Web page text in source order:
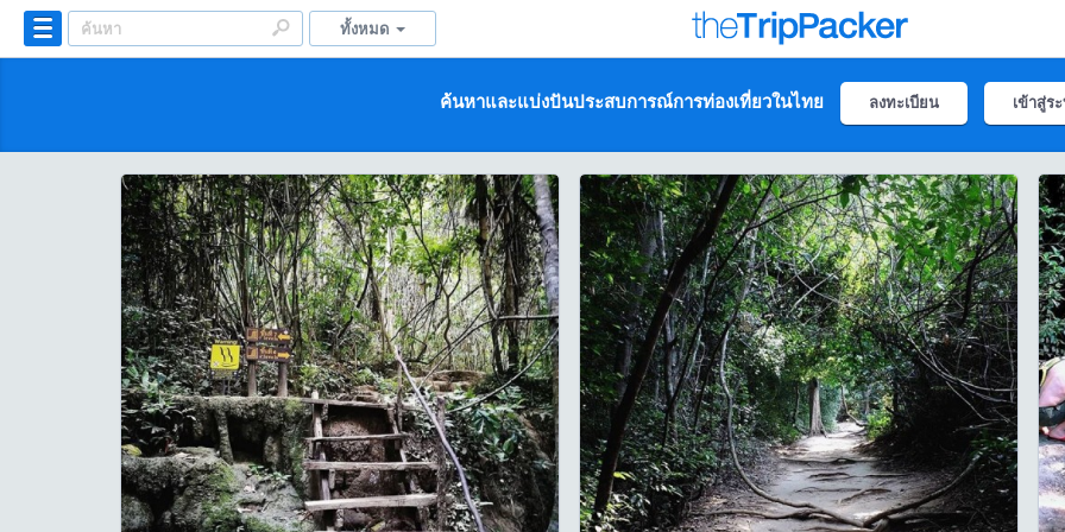
ทั้งหมด
ค้นหาและแบ่งปันประสบการณ์การท่องเที่ยวในไทย ลงทะเบียน เข้าสู่ร